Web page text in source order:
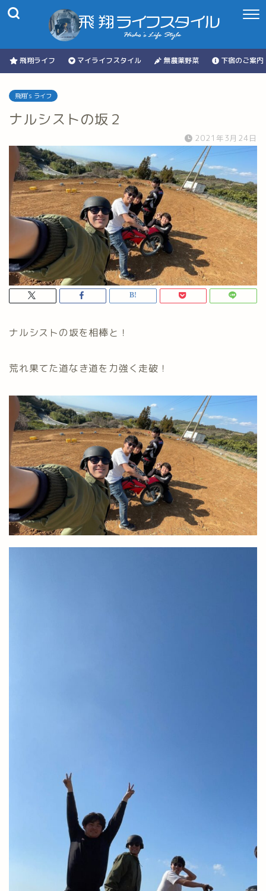
飛翔ライフ マイライフスタイル 無農薬野菜 下宿のご案内
飛翔's ライフ
ナルシストの坂２
2021年3月24日
ナルシストの坂を相棒と！
荒れ果てた道なき道を力強く走破！